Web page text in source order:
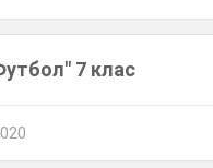
7 клас